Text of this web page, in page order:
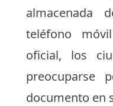
almacenada
teléfono
oficial, los
preocuparse
documento en